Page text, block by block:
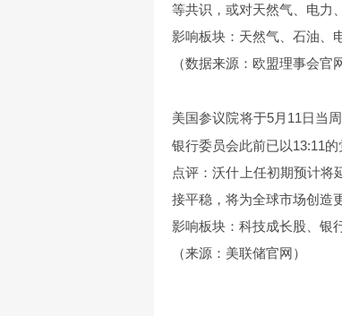
等共识，或对天然气、电力
影响板块：天然气、石油、
（数据来源：欧盟理事会官
美国参议院将于5月11日当
银行委员会此前已以13:11
点评：沃什上任初期预计将
接平稳，将为全球市场创造
影响板块：科技成长股、银
（来源：美联储官网）